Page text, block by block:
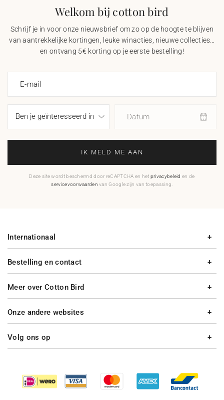
Welkom bij cotton bird
Schrijf je in voor onze nieuwsbrief om zo op de hoogte te blijven
van aantrekkelijke kortingen, leuke winacties, nieuwe collecties…
en ontvang 5€ korting op je eerste bestelling!
E-mail
Datum
IK MELD ME AAN
Deze site wordt beschermd door reCAPTCHA en het privacybeleid en de
servicevoorwaarden van Google zijn van toepassing.
Bestelling en contact
Meer over Cotton Bird
Internationaal
Onze andere websites
Volg ons op